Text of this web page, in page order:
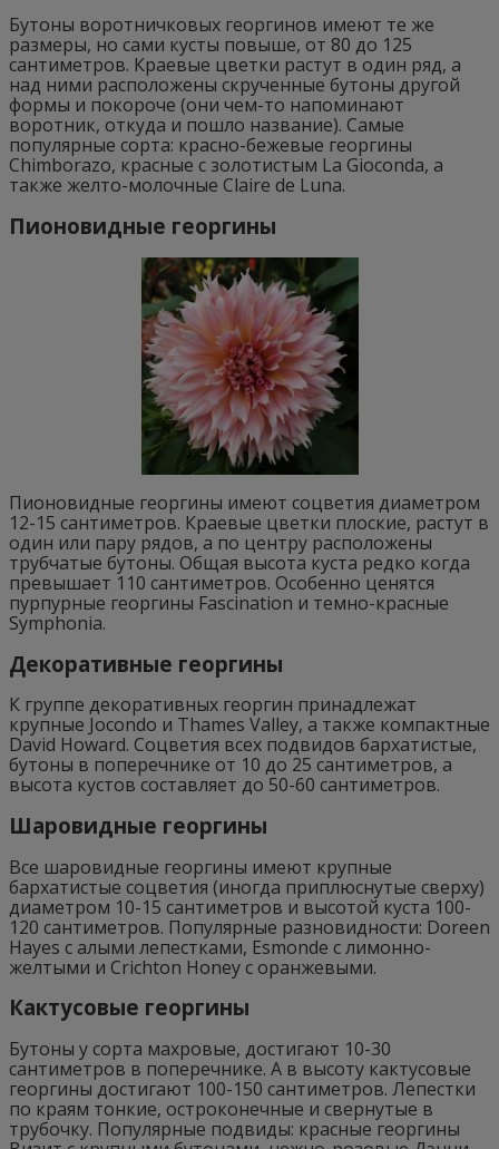
Бутоны воротничковых георгинов имеют те же
размеры, но сами кусты повыше, от 80 до 125
сантиметров. Краевые цветки растут в один ряд, а
над ними расположены скрученные бутоны другой
формы и покороче (они чем-то напоминают
воротник, откуда и пошло название). Самые
популярные сорта: красно-бежевые георгины
Chimborazo, красные с золотистым La Gioconda, а
также желто-молочные Claire de Luna.
Пионовидные георгины
Пионовидные георгины имеют соцветия диаметром
12-15 сантиметров. Краевые цветки плоские, растут в
один или пару рядов, а по центру расположены
трубчатые бутоны. Общая высота куста редко когда
превышает 110 сантиметров. Особенно ценятся
пурпурные георгины Fascination и темно-красные
Symphonia.
Декоративные георгины
К группе декоративных георгин принадлежат
крупные Jocondo и Thames Valley, а также компактные
David Howard. Соцветия всех подвидов бархатистые,
бутоны в поперечнике от 10 до 25 сантиметров, а
высота кустов составляет до 50-60 сантиметров.
Шаровидные георгины
Все шаровидные георгины имеют крупные
бархатистые соцветия (иногда приплюснутые сверху)
диаметром 10-15 сантиметров и высотой куста 100-
120 сантиметров. Популярные разновидности: Doreen
Hayes с алыми лепестками, Esmonde с лимонно-
желтыми и Crichton Honey с оранжевыми.
Кактусовые георгины
Бутоны у сорта махровые, достигают 10-30
сантиметров в поперечнике. А в высоту кактусовые
георгины достигают 100-150 сантиметров. Лепестки
по краям тонкие, остроконечные и свернутые в
трубочку. Популярные подвиды: красные георгины